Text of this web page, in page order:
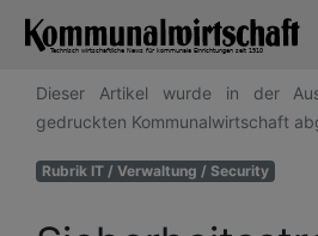
Dieser Artikel wurde in der
gedruckten Kommunalwirtschaft
Rubrik IT / Verwaltung / Security